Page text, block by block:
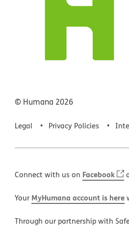
© Humana 2026
Legal Privacy Policies
Connect with us on Facebook
Your MyHumana account is here
Through our partnership with